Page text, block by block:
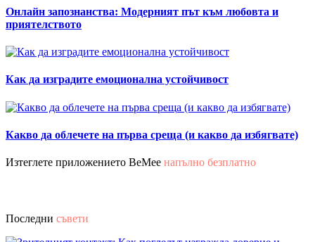
Онлайн запознанства: Модерният път към любовта и
приятелството
Как да изградите емоционална устойчивост
Какво да облечете на първа среща (и какво да избягвате)
Изтеглете приложението BeMee напълно безплатно
Последни съвети